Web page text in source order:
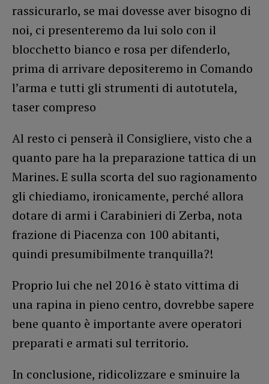
rassicurarlo, se mai dovesse aver bisogno di
noi, ci presenteremo da lui solo con il
blocchetto bianco e rosa per difenderlo,
prima di arrivare depositeremo in Comando
l’arma e tutti gli strumenti di autotutela,
taser compreso
Al resto ci penserà il Consigliere, visto che a
quanto pare ha la preparazione tattica di un
Marines. E sulla scorta del suo ragionamento
gli chiediamo, ironicamente, perché allora
dotare di armi i Carabinieri di Zerba, nota
frazione di Piacenza con 100 abitanti,
quindi presumibilmente tranquilla?!
Proprio lui che nel 2016 è stato vittima di
una rapina in pieno centro, dovrebbe sapere
bene quanto è importante avere operatori
preparati e armati sul territorio.
In conclusione, ridicolizzare e sminuire la